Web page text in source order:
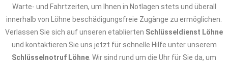
Warte- und Fahrtzeiten, um Ihnen in Notlagen stets und überall
innerhalb von Löhne beschädigungsfreie Zugänge zu ermöglichen.
Verlassen Sie sich auf unseren etablierten Schlüsseldienst Löhne
und kontaktieren Sie uns jetzt für schnelle Hilfe unter unserem
Schlüsselnotruf Löhne . Wir sind rund um die Uhr für Sie da, um